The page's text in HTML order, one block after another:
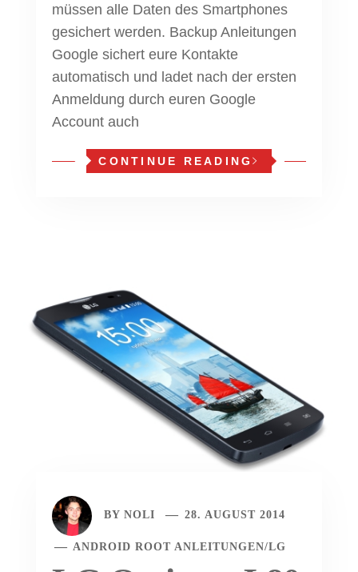
müssen alle Daten des Smartphones
gesichert werden. Backup Anleitungen
Google sichert eure Kontakte
automatisch und ladet nach der ersten
Anmeldung durch euren Google
Account auch
CONTINUE READING
BY NOLI 28. AUGUST 2014
ANDROID ROOT ANLEITUNGEN/LG